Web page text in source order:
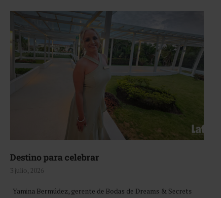
Destino para celebrar
3 julio, 2026
Yamina Bermúdez, gerente de Bodas de Dreams & Secrets